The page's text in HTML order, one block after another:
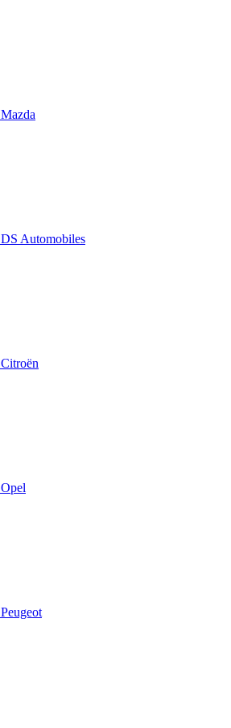
Mazda
DS Automobiles
Citroën
Opel
Peugeot